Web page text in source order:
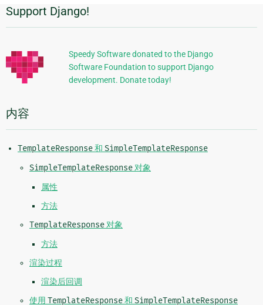
附
加
信
息
Support Django!
Speedy Software donated to the Django
Software Foundation to support Django
development. Donate today!
内容
TemplateResponse和 SimpleTemplateResponse
SimpleTemplateResponse对象
属性
方法
TemplateResponse对象
方法
渲染过程
渲染后回调
使用 TemplateResponse和 SimpleTemplateResponse